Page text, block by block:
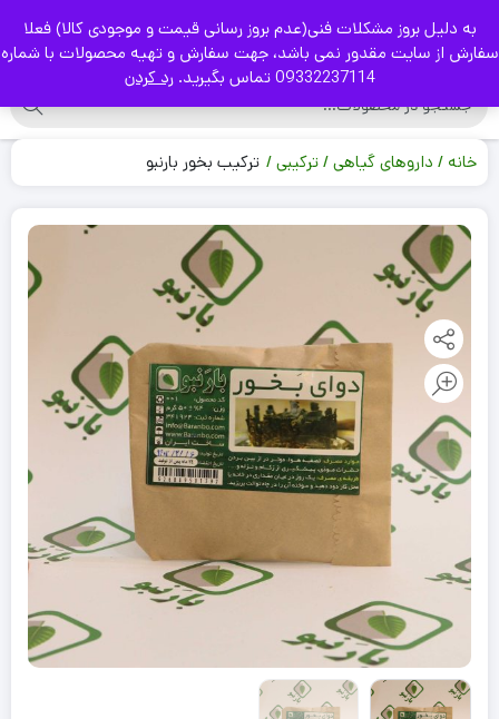
به دلیل بروز مشکلات فنی(عدم بروز رسانی قیمت و موجودی کالا) فعلا
سفارش از سایت مقدور نمی باشد، جهت سفارش و تهیه محصولات با شماره
09332237114 تماس بگیرید.
رد کردن
|
خانه داروهای گیاهی ترکیبی ترکیب بخور بارنبو